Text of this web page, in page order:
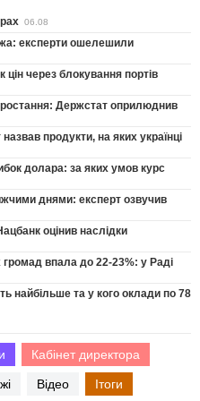
06.08
експерти ошелешили
цін через блокування портів
Держстат оприлюднив
продукти, на яких українці
долара: за яких умов курс
днями: експерт озвучив
оцінив наслідки
громад впала до 22-23%: у Раді
найбільше та у кого оклади по 78
Кабінет директора
Відео Ітоги